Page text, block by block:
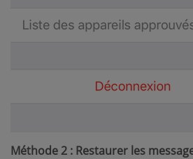
Méthode 2 : Restaurer les